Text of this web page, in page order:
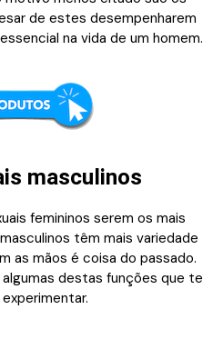
de estes desempenharem
na vida de um homem.
masculinos
femininos serem os mais
têm mais variedade
as mãos é coisa do passado.
destas funções que te